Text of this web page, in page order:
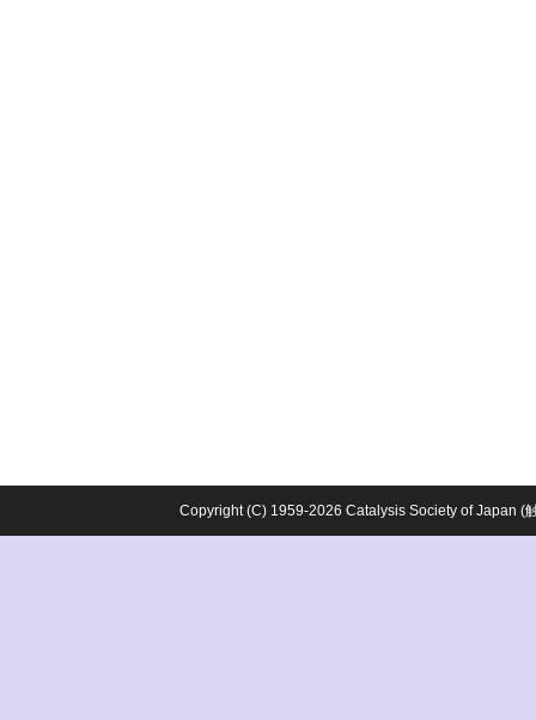
Copyright (C) 1959-2026 Catalysis Society of Japan (